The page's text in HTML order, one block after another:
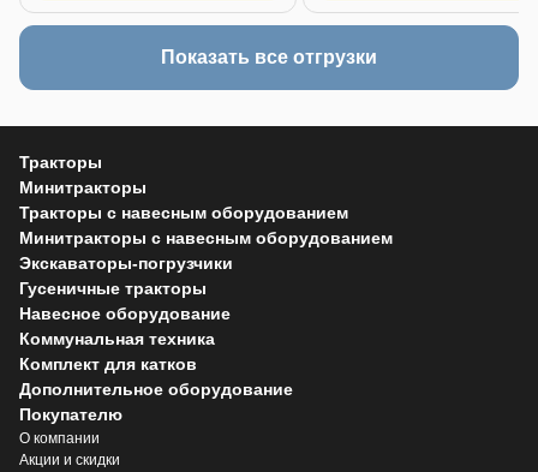
Показать все отгрузки
Тракторы
Минитракторы
Тракторы с навесным оборудованием
Минитракторы с навесным оборудованием
Экскаваторы-погрузчики
Гусеничные тракторы
Навесное оборудование
Коммунальная техника
Комплект для катков
Дополнительное оборудование
Покупателю
О компании
Акции и скидки